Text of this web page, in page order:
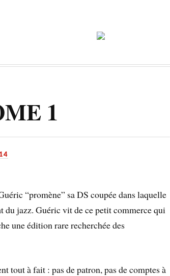
1
“promène” sa DS coupée dans laquelle
du jazz. Guéric vit de ce petit commerce qui
une édition rare recherchée des
tout à fait : pas de patron, pas de comptes à